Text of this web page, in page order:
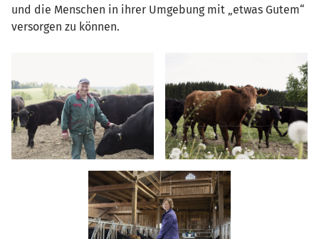
und die Menschen in ihrer Umgebung mit „etwas Gutem“
versorgen zu können.